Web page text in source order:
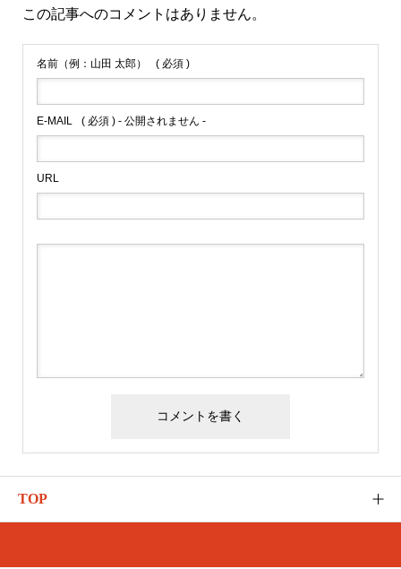
この記事へのコメントはありません。
名前（例：山田 太郎） ( 必須 )
E-MAIL ( 必須 ) - 公開されません -
URL
TOP